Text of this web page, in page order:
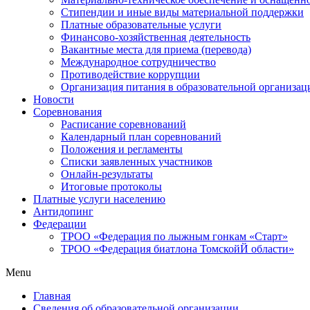
Стипендии и иные виды материальной поддержки
Платные образовательные услуги
Финансово-хозяйственная деятельность
Вакантные места для приема (перевода)
Международное сотрудничество
Противодействие коррупции
Организация питания в образовательной
Новости
Соревнования
Расписание соревнований
Календарный план соревнований
Положения и регламенты
Списки заявленных участников
Онлайн-результаты
Итоговые протоколы
Платные услуги населению
Антидопинг
Федерации
ТРОО «Федерация по лыжным гонкам «Старт»
ТРОО «Федерация биатлона ТомскойЙ области»
Menu
Главная